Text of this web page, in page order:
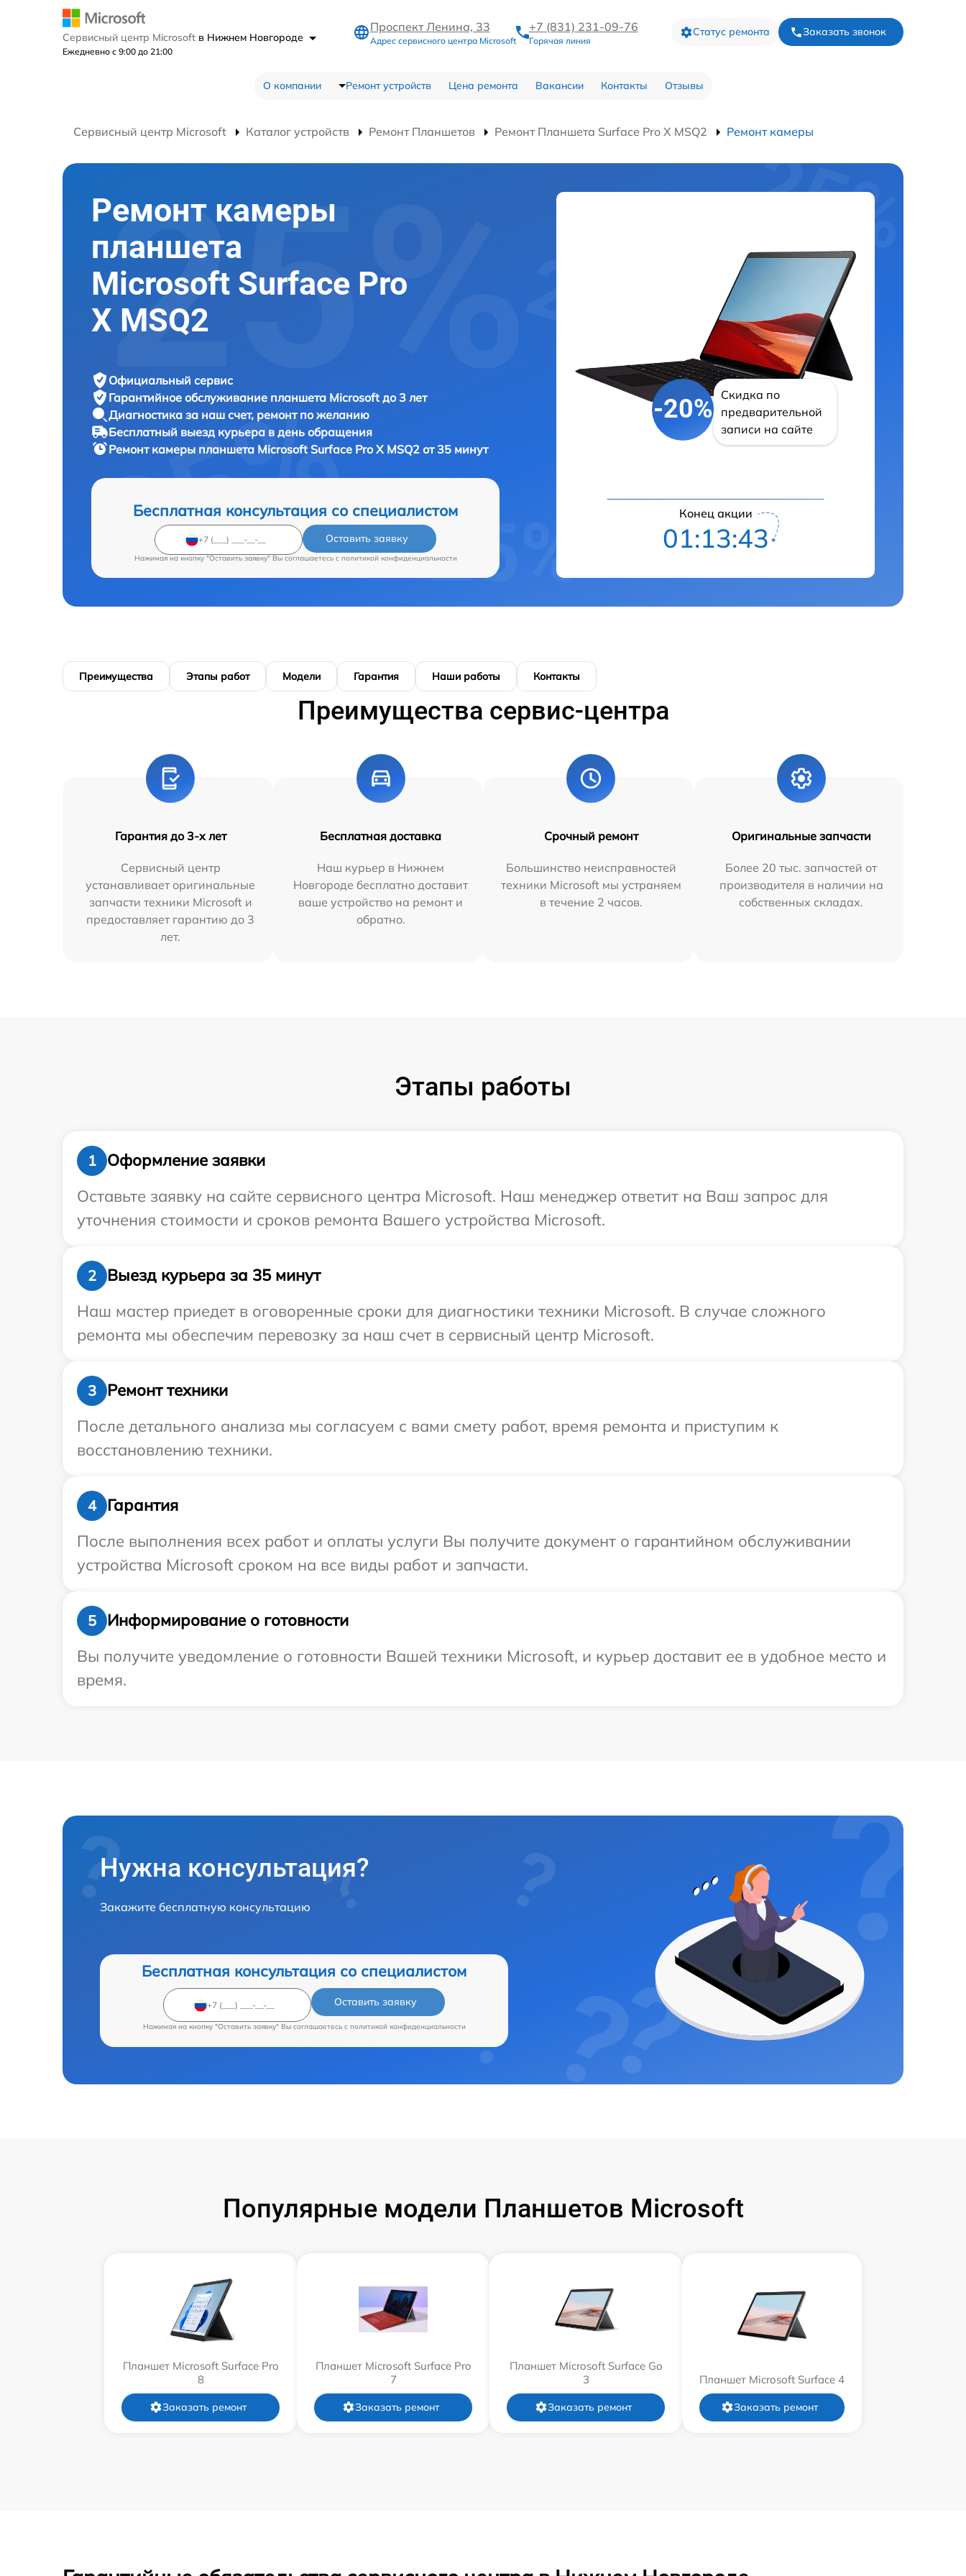
Сервисный центр Microsoft в Нижнем Новгороде
Ежедневно с 9:00 до 21:00
Проспект Ленина, 33
Адрес сервисного центра Microsoft
+7 (831) 231-09-76
Горячая линия
Статус ремонта Заказать звонок
О компании Ремонт устройств Цена ремонта Вакансии Контакты Отзывы
Сервисный центр Microsoft Каталог устройств Ремонт Планшетов Ремонт Планшета Surface Pro X MSQ2 Ремонт камеры
Ремонт камеры
планшета
Microsoft Surface Pro
X MSQ2
Официальный сервис
Гарантийное обслуживание планшета Microsoft до 3 лет
Диагностика за наш счет, ремонт по желанию
Бесплатный выезд курьера в день обращения
Ремонт камеры планшета Microsoft Surface Pro X MSQ2 от 35 минут
Бесплатная консультация со специалистом
Оставить заявку
Нажимая на кнопку "Оставить заявку" Вы соглашаетесь c политикой конфиденциальности
-20%
Скидка по
предварительной
записи на сайте
Конец акции
01:13:42
Преимущества Этапы работ Модели Гарантия Наши работы Контакты
Преимущества сервис-центра
Гарантия до 3-х лет
Сервисный центр
устанавливает оригинальные
запчасти техники Microsoft и
предоставляет гарантию до 3
лет.
Бесплатная доставка
Наш курьер в Нижнем
Новгороде бесплатно доставит
ваше устройство на ремонт и
обратно.
Срочный ремонт
Большинство неисправностей
техники Microsoft мы устраняем
в течение 2 часов.
Оригинальные запчасти
Более 20 тыс. запчастей от
производителя в наличии на
собственных складах.
Этапы работы
1
Оформление заявки
Оставьте заявку на сайте сервисного центра Microsoft. Наш менеджер ответит на Ваш запрос для
уточнения стоимости и сроков ремонта Вашего устройства Microsoft.
2
Выезд курьера за 35 минут
Наш мастер приедет в оговоренные сроки для диагностики техники Microsoft. В случае сложного
ремонта мы обеспечим перевозку за наш счет в сервисный центр Microsoft.
3
Ремонт техники
После детального анализа мы согласуем с вами смету работ, время ремонта и приступим к
восстановлению техники.
4
Гарантия
После выполнения всех работ и оплаты услуги Вы получите документ о гарантийном обслуживании
устройства Microsoft сроком на все виды работ и запчасти.
5
Информирование о готовности
Вы получите уведомление о готовности Вашей техники Microsoft, и курьер доставит ее в удобное место и
время.
Нужна консультация?
Закажите бесплатную консультацию
Бесплатная консультация со специалистом
Оставить заявку
Нажимая на кнопку "Оставить заявку" Вы соглашаетесь c политикой конфиденциальности
Популярные модели Планшетов Microsoft
Планшет Microsoft Surface Pro
8
Заказать ремонт
Планшет Microsoft Surface Pro
7
Заказать ремонт
Планшет Microsoft Surface Go
3
Заказать ремонт
Планшет Microsoft Surface 4
Заказать ремонт